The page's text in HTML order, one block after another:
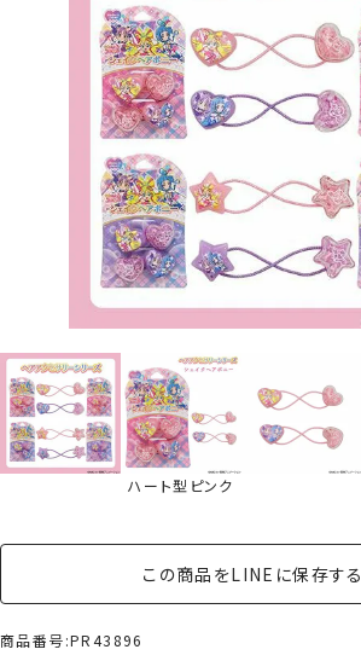
ハート型ピンク
この商品をLINEに保存する
商品番号 PR43896